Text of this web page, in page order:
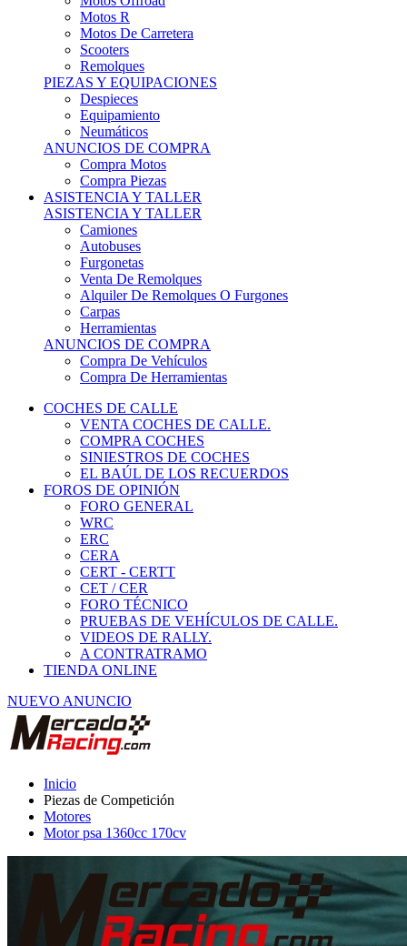
Motos R
Motos De Carretera
Scooters
Remolques
PIEZAS Y EQUIPACIONES
Despieces
Equipamiento
Neumáticos
ANUNCIOS DE COMPRA
Compra Motos
Compra Piezas
ASISTENCIA Y TALLER
ASISTENCIA Y TALLER
Camiones
Autobuses
Furgonetas
Venta De Remolques
Alquiler De Remolques O Furgones
Carpas
Herramientas
ANUNCIOS DE COMPRA
Compra De Vehículos
Compra De Herramientas
COCHES DE CALLE
VENTA COCHES DE CALLE.
COMPRA COCHES
SINIESTROS DE COCHES
EL BAÚL DE LOS RECUERDOS
FOROS DE OPINIÓN
FORO GENERAL
WRC
ERC
CERA
CERT - CERTT
CET / CER
FORO TÉCNICO
PRUEBAS DE VEHÍCULOS DE CALLE.
VIDEOS DE RALLY.
A CONTRATRAMO
TIENDA ONLINE
NUEVO ANUNCIO
Inicio
Piezas de Competición
Motores
Motor psa 1360cc 170cv